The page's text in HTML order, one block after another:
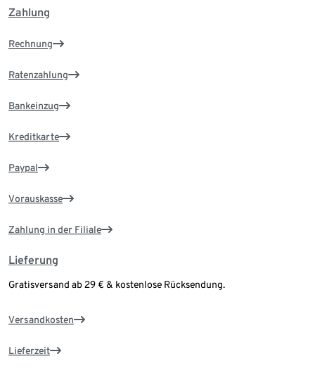
Zahlung
Rechnung
Ratenzahlung
Bankeinzug
Kreditkarte
Paypal
Vorauskasse
Zahlung in der Filiale
Lieferung
Gratisversand ab 29 € & kostenlose Rücksendung.
Versandkosten
Lieferzeit